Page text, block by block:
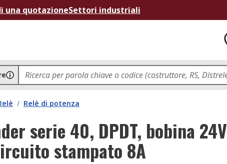
una quotazioneSettori industriali
/ Relè di potenza
serie 40, DPDT, bobina 24V
stampato 8A